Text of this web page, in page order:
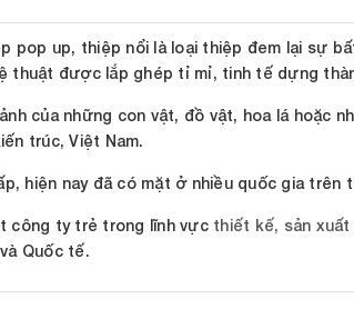
pop up, thiệp nổi là loại thiệp đem lại sự
thuật được lắp ghép tỉ mỉ, tinh tế dựng
của những con vật, đồ vật, hoa lá
trúc, Việt Nam.
hiện nay đã có mặt ở nhiều quốc gia trên
công ty trẻ trong lĩnh vực thiết kế, sản
Quốc tế.